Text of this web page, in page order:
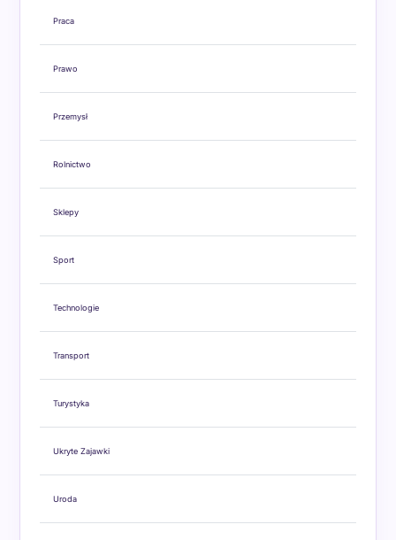
Praca
Prawo
Przemysł
Rolnictwo
Sklepy
Sport
Technologie
Transport
Turystyka
Ukryte Zajawki
Uroda